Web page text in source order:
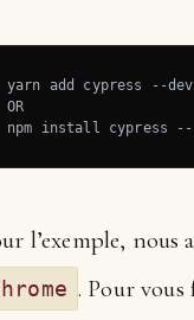
yarn add cypress --dev
OR
npm install cypress --
l’exemple,
. Pour vous